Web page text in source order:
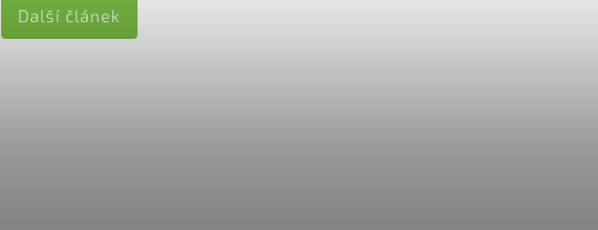
Další článek